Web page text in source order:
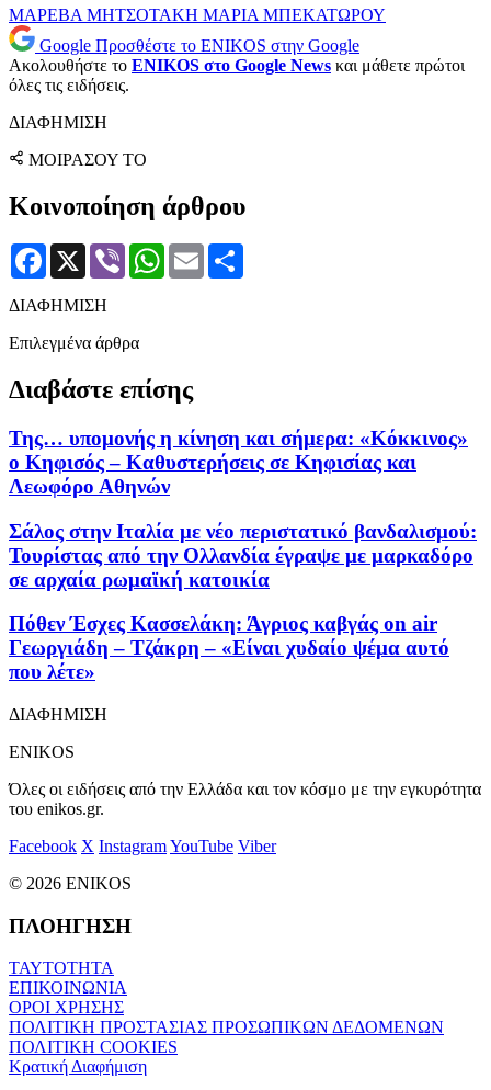
ΜΑΡΕΒΑ ΜΗΤΣΟΤΑΚΗ ΜΑΡΙΑ ΜΠΕΚΑΤΩΡΟΥ
Google Προσθέστε το ENIKOS στην Google
Ακολουθήστε το ENIKOS στο Google News και μάθετε πρώτοι
όλες τις ειδήσεις.
ΔΙΑΦΗΜΙΣΗ
ΜΟΙΡΑΣΟΥ ΤΟ
Κοινοποίηση άρθρου
Facebook
X Viber WhatsApp
Email
ΔΙΑΦΗΜΙΣΗ
Επιλεγμένα άρθρα
Διαβάστε επίσης
Της… υπομονής η κίνηση και σήμερα: «Κόκκινος»
ο Κηφισός – Καθυστερήσεις σε Κηφισίας και
Λεωφόρο Αθηνών
Σάλος στην Ιταλία με νέο περιστατικό βανδαλισμού:
Τουρίστας από την Ολλανδία έγραψε με μαρκαδόρο
σε αρχαία ρωμαϊκή κατοικία
Πόθεν Έσχες Κασσελάκη: Άγριος καβγάς on air
Γεωργιάδη – Τζάκρη – «Είναι χυδαίο ψέμα αυτό
που λέτε»
ΔΙΑΦΗΜΙΣΗ
ENIKOS
Όλες οι ειδήσεις από την Ελλάδα και τον κόσμο με την εγκυρότητα
του enikos.gr.
Facebook X InstagramYouTube Viber
© 2026 ENIKOS
ΠΛΟΗΓΗΣΗ
ΤΑΥΤΟΤΗΤΑ
ΕΠΙΚΟΙΝΩΝΙΑ
ΟΡΟΙ ΧΡΗΣΗΣ
ΠΟΛΙΤΙΚΗ ΠΡΟΣΤΑΣΙΑΣ ΠΡΟΣΩΠΙΚΩΝ ΔΕΔΟΜΕΝΩΝ
ΠΟΛΙΤΙΚΗ COOKIES
Κρατική Διαφήμιση